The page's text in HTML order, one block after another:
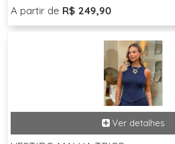
A partir de R$ 249,90